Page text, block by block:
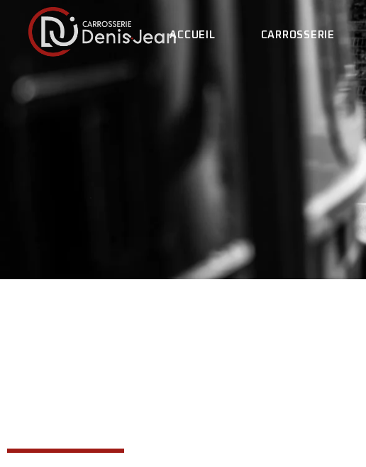
ACCUEIL CARROSSERIE
LA CARROSSERIE
NOS ENGAGEMENTS
ILS PARLENT DE NOUS
RECRUTEMENT
FOIRE AUX QUESTIONS
LA
L’ÉQUIPE
NOS
ILS
FOIRE AUX